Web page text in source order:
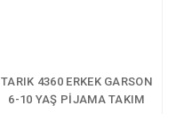
TARIK 4360 ERKEK GARSON
6-10 YAŞ PİJAMA TAKIM